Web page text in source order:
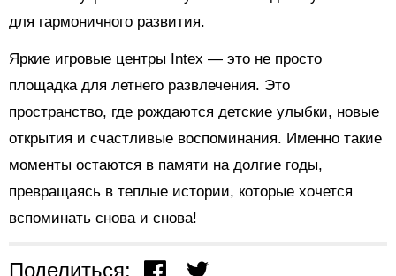
для гармоничного развития.
Яркие игровые центры Intex — это не просто
площадка для летнего развлечения. Это
пространство, где рождаются детские улыбки, новые
открытия и счастливые воспоминания. Именно такие
моменты остаются в памяти на долгие годы,
превращаясь в теплые истории, которые хочется
вспоминать снова и снова!
Поделиться: